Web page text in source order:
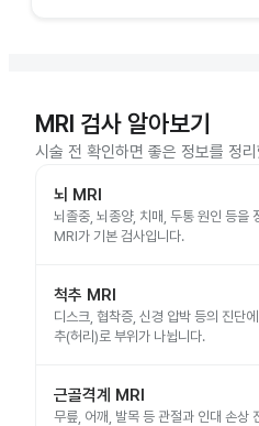
MRI 검사 알아보기
시술 전 확인하면 좋은 정보를 정
뇌 MRI
뇌졸중, 뇌종양, 치매, 두통 원인 등을
MRI가 기본 검사입니다.
척추 MRI
디스크, 협착증, 신경 압박 등의 진단
추(허리)로 부위가 나뉩니다.
근골격계 MRI
무릎, 어깨, 발목 등 관절과 인대 손상